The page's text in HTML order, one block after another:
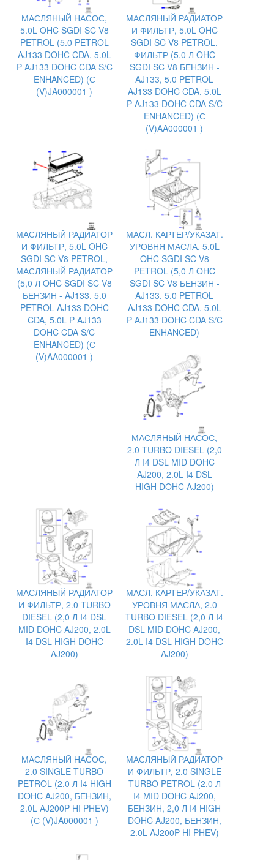
МАСЛЯНЫЙ НАСОС,
5.0L OHC SGDI SC V8
PETROL (5.0 PETROL
AJ133 DOHC CDA, 5.0L
P AJ133 DOHC CDA S/C
ENHANCED) (С
(V)JA000001 )
МАСЛЯНЫЙ РАДИАТОР
И ФИЛЬТР, 5.0L OHC
SGDI SC V8 PETROL,
ФИЛЬТР (5,0 Л OHC
SGDI SC V8 БЕНЗИН -
AJ133, 5.0 PETROL
AJ133 DOHC CDA, 5.0L
P AJ133 DOHC CDA S/C
ENHANCED) (С
(V)AA000001 )
МАСЛЯНЫЙ РАДИАТОР
И ФИЛЬТР, 5.0L OHC
SGDI SC V8 PETROL,
МАСЛЯНЫЙ РАДИАТОР
(5,0 Л OHC SGDI SC V8
БЕНЗИН - AJ133, 5.0
PETROL AJ133 DOHC
CDA, 5.0L P AJ133
DOHC CDA S/C
ENHANCED) (С
(V)AA000001 )
МАСЛ. КАРТЕР/УКАЗАТ.
УРОВНЯ МАСЛА, 5.0L
OHC SGDI SC V8
PETROL (5,0 Л OHC
SGDI SC V8 БЕНЗИН -
AJ133, 5.0 PETROL
AJ133 DOHC CDA, 5.0L
P AJ133 DOHC CDA S/C
ENHANCED)
МАСЛЯНЫЙ НАСОС,
2.0 TURBO DIESEL (2,0
Л I4 DSL MID DOHC
AJ200, 2.0L I4 DSL
HIGH DOHC AJ200)
МАСЛЯНЫЙ РАДИАТОР
И ФИЛЬТР, 2.0 TURBO
DIESEL (2,0 Л I4 DSL
MID DOHC AJ200, 2.0L
I4 DSL HIGH DOHC
AJ200)
МАСЛ. КАРТЕР/УКАЗАТ.
УРОВНЯ МАСЛА, 2.0
TURBO DIESEL (2,0 Л I4
DSL MID DOHC AJ200,
2.0L I4 DSL HIGH DOHC
AJ200)
МАСЛЯНЫЙ НАСОС,
2.0 SINGLE TURBO
PETROL (2,0 Л I4 HIGH
DOHC AJ200, БЕНЗИН,
2.0L AJ200P HI PHEV)
(С (V)JA000001 )
МАСЛЯНЫЙ РАДИАТОР
И ФИЛЬТР, 2.0 SINGLE
TURBO PETROL (2,0 Л
I4 MID DOHC AJ200,
БЕНЗИН, 2,0 Л I4 HIGH
DOHC AJ200, БЕНЗИН,
2.0L AJ200P HI PHEV)